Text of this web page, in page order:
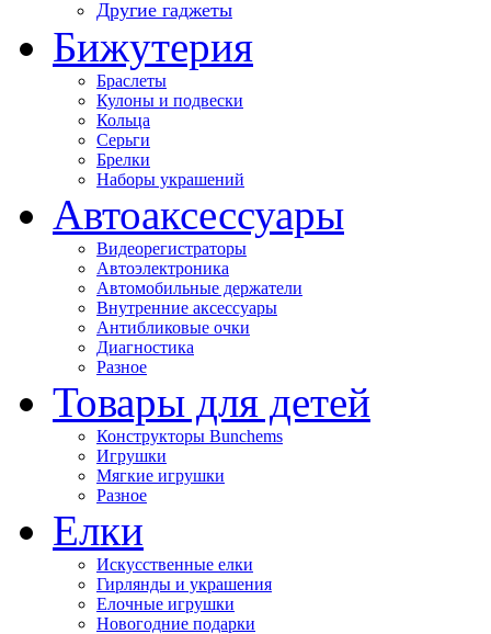
Другие гаджеты
Бижутерия
Браслеты
Кулоны и подвески
Кольца
Серьги
Брелки
Наборы украшений
Автоаксессуары
Видеорегистраторы
Автоэлектроника
Автомобильные держатели
Внутренние аксессуары
Антибликовые очки
Диагностика
Разное
Товары для детей
Конструкторы Bunchems
Игрушки
Мягкие игрушки
Разное
Елки
Искусственные елки
Гирлянды и украшения
Елочные игрушки
Новогодние подарки